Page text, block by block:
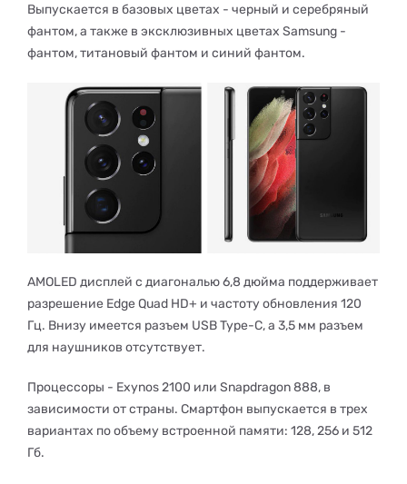
Выпускается в базовых цветах - черный и серебряный
фантом, а также в эксклюзивных цветах Samsung -
фантом, титановый фантом и синий фантом.
AMOLED дисплей с диагональю 6,8 дюйма поддерживает
разрешение Edge Quad HD+ и частоту обновления 120
Гц. Внизу имеется разъем USB Type-C, а 3,5 мм разъем
для наушников отсутствует.
Процессоры - Exynos 2100 или Snapdragon 888, в
зависимости от страны. Смартфон выпускается в трех
вариантах по объему встроенной памяти: 128, 256 и 512
Гб.